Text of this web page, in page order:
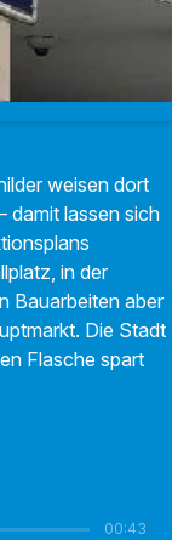
weisen dort
damit lassen sich
in der
Bauarbeiten aber
Die Stadt
Flasche spart
00:43